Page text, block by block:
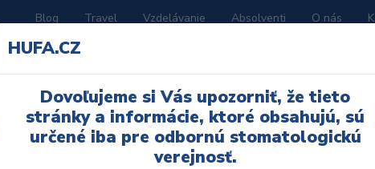
Blog Travel Vzdelávanie Absolventi O nás
pre chirur
HUFA.CZ
Dovoľujeme si Vás upozorniť, že tieto
stránky a informácie, ktoré obsahujú, sú
určené iba pre odbornú stomatologickú
verejnosť.